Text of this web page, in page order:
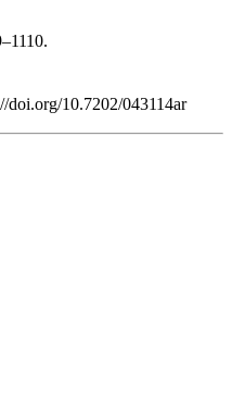
doi.org/10.7202/043114ar